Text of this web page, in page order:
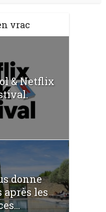
vrac
& Netflix
donne
après les